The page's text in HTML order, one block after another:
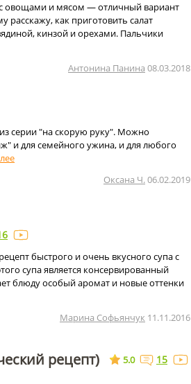
овощами и мясом — отличный вариант
расскажу, как приготовить салат
кинзой и орехами. Пальчики
Антонина Панина 08.03.2018
серии "на скорую руку". Можно
и для семейного ужина, и для любого
Оксана Ч.06.02.2019
быстрого и очень вкусного супа с
супа является консервированный
блюду особый аромат и новые оттенки
Марина Софьянчук 11.11.2016
рецепт) 5.0 15